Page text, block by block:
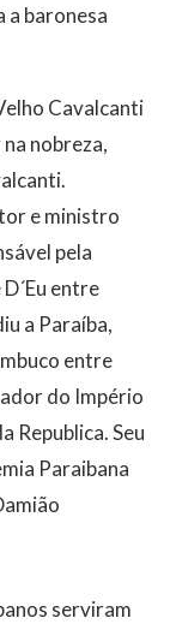
a baronesa
Cavalcanti
nobreza,
e ministro
pela
entre
a Paraíba,
entre
do Império
Republica. Seu
Paraibana
serviram